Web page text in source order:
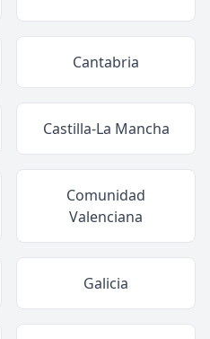
Cantabria
Castilla-La Mancha
Comunidad
Valenciana
Galicia